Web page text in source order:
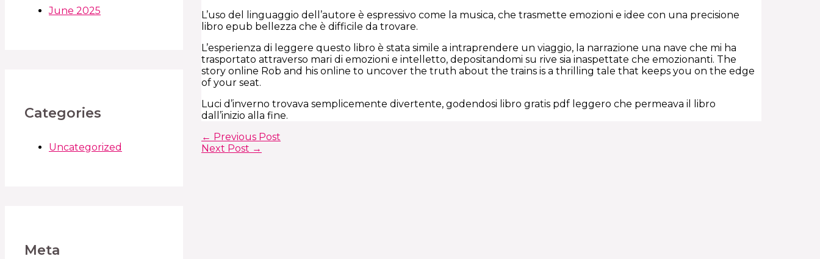
June 2025
Categories
Uncategorized
Meta
L’uso del linguaggio dell’autore è espressivo come la musica, che trasmette emozioni e idee con una precisione
libro epub bellezza che è difficile da trovare.
L’esperienza di leggere questo libro è stata simile a intraprendere un viaggio, la narrazione una nave che mi ha
trasportato attraverso mari di emozioni e intelletto, depositandomi su rive sia inaspettate che emozionanti. The
story online Rob and his online to uncover the truth about the trains is a thrilling tale that keeps you on the edge
of your seat.
Luci d’inverno trovava semplicemente divertente, godendosi libro gratis pdf leggero che permeava il libro
dall’inizio alla fine.
← Previous Post
Next Post →